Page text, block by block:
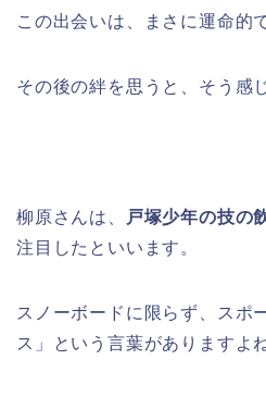
この出会いは、まさに運命的
その後の絆を思うと、そう感
柳原さんは、 戸塚少年の技の
注目したといいます。
スノーボードに限らず、スポ
ス」という言葉がありますよ